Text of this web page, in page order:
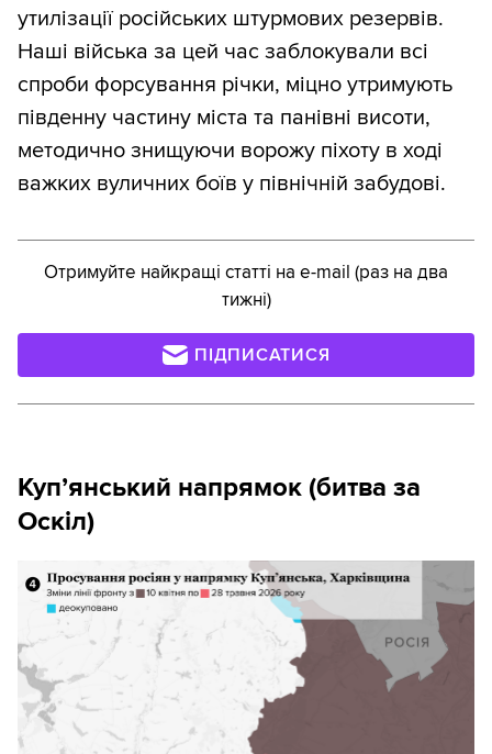
утилізації російських штурмових резервів.
Наші війська за цей час заблокували всі
спроби форсування річки, міцно утримують
південну частину міста та панівні висоти,
методично знищуючи ворожу піхоту в ході
важких вуличних боїв у північній забудові.
Отримуйте найкращі статті на e-mail (раз на два
тижні)
ПІДПИСАТИСЯ
Куп’янський напрямок (битва за
Оскіл)